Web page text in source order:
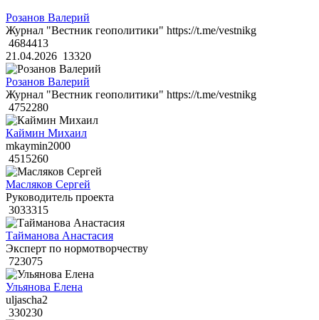
Розанов Валерий
Журнал "Вестник геополитики" https://t.me/vestnikg
4684413
21.04.2026 13320
Розанов Валерий
Журнал "Вестник геополитики" https://t.me/vestnikg
4752280
Каймин Михаил
mkaymin2000
4515260
Масляков Сергей
Руководитель проекта
3033315
Тайманова Анастасия
Эксперт по нормотворчеству
723075
Ульянова Елена
uljascha2
330230